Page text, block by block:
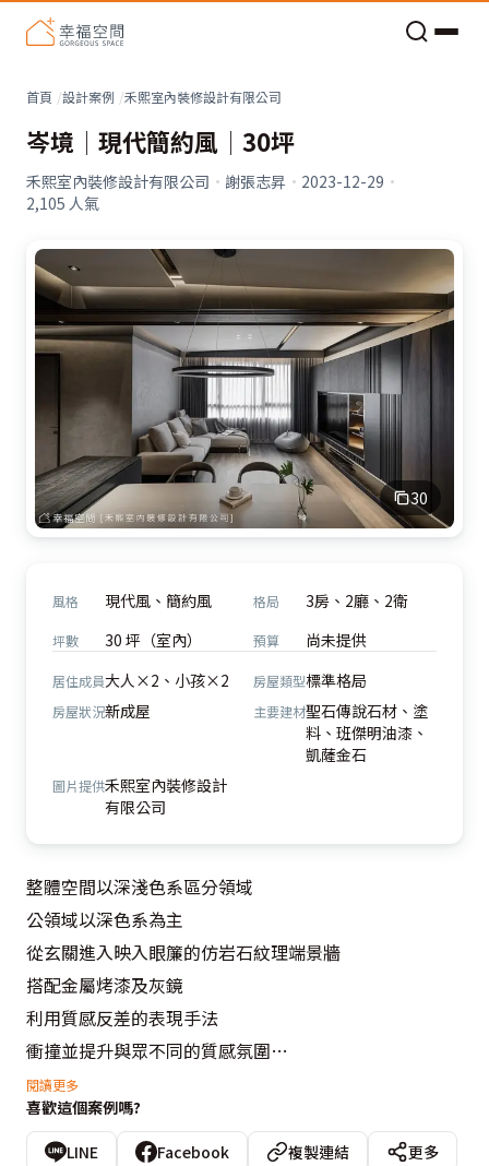
首頁 設計案例 禾熙室內裝修設計有限公司
岑境│現代簡約風│30坪
禾熙室內裝修設計有限公司 · 謝張志昇 · 2023-12-29 ·
2,105 人氣
30
風格 現代風、簡約風 格局 3房、2廳、2衛
坪數 30 坪（室內） 預算 尚未提供
居住成員大人×2、小孩×2 房屋類型標準格局
房屋狀況新成屋 主要建材聖石傳說石材、塗
料、班傑明油漆、
凱薩金石
圖片提供禾熙室內裝修設計
有限公司
整體空間以深淺色系區分領域
公領域以深色系為主
從玄關進入映入眼簾的仿岩石紋理端景牆
搭配金屬烤漆及灰鏡
利用質感反差的表現手法
衝撞並提升與眾不同的質感氛圍
客餐廳採開放式配置
交錯斜天花板設計帶入俐落燈帶
將沉穩氣氛再增個性語彙
閱讀更多
喜歡這個案例嗎?
LINE Facebook 複製連結
更多